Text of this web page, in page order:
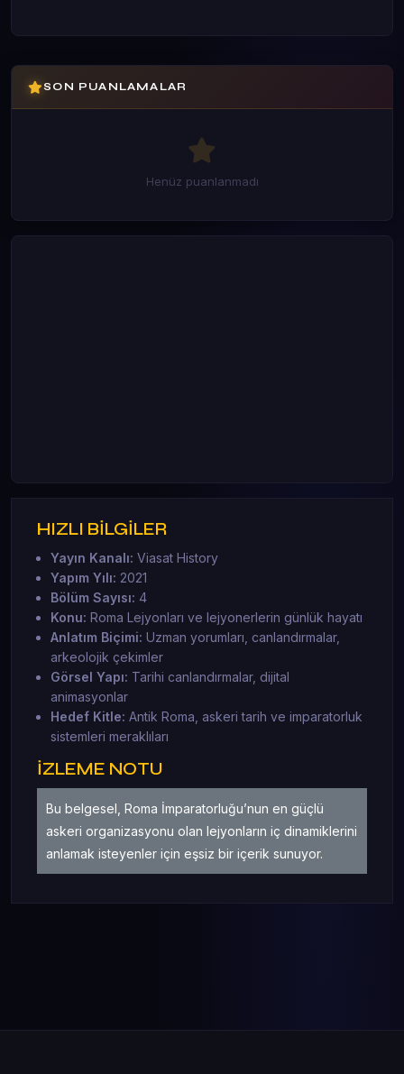
SON PUANLAMALAR
Henüz puanlanmadı
HIZLI BİLGİLER
Yayın Kanalı: Viasat History
Yapım Yılı: 2021
Bölüm Sayısı: 4
Konu: Roma Lejyonları ve lejyonerlerin günlük hayatı
Anlatım Biçimi: Uzman yorumları, canlandırmalar,
arkeolojik çekimler
Görsel Yapı: Tarihi canlandırmalar, dijital
animasyonlar
Hedef Kitle: Antik Roma, askeri tarih ve imparatorluk
sistemleri meraklıları
İZLEME NOTU
Bu belgesel, Roma İmparatorluğu’nun en güçlü
askeri organizasyonu olan lejyonların iç dinamiklerini
anlamak isteyenler için eşsiz bir içerik sunuyor.